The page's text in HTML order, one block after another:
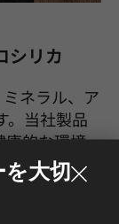
シリカ
ネラル、ア
。当社製品
康的な環境
大切